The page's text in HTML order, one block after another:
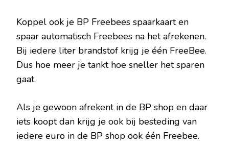
Koppel ook je BP Freebees spaarkaart en
spaar automatisch Freebees na het afrekenen.
Bij iedere liter brandstof krijg je één FreeBee.
Dus hoe meer je tankt hoe sneller het sparen
gaat.
Als je gewoon afrekent in de BP shop en daar
iets koopt dan krijg je ook bij besteding van
iedere euro in de BP shop ook één Freebee.